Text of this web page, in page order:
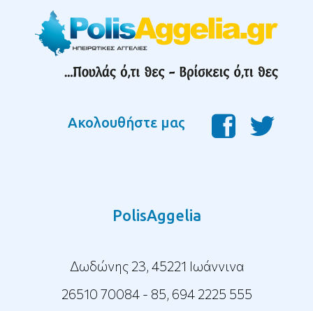
Ακολουθήστε μας
PolisAggelia
Δωδώνης 23, 45221 Ιωάννινα
26510 70084 - 85, 694 2225 555